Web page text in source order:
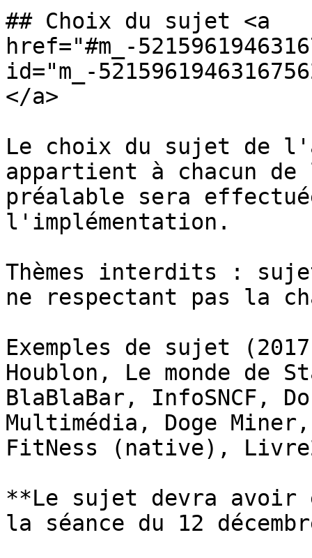
## Choix du sujet <a
href="#m_-
id="m_-
</a>
Le choix du sujet
appartient à chacun
préalable sera
l'implémentation.
Thèmes interdits :
ne respectant pas la
Exemples de sujet
Houblon, Le monde de
BlaBlaBar, InfoSNCF,
Multimédia, Doge
FitNess (native),
**Le sujet devra
la séance du 12